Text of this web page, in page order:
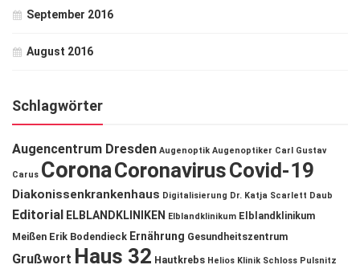
September 2016
August 2016
Schlagwörter
Augencentrum Dresden Augenoptik Augenoptiker Carl Gustav
Carus CoronaCoronavirusCovid-19
Diakonissenkrankenhaus Digitalisierung Dr. Katja Scarlett Daub
Editorial ELBLANDKLINIKEN Elblandklinikum Elblandklinikum
Meißen Erik Bodendieck Ernährung Gesundheitszentrum
Grußwort Haus 32 Hautkrebs Helios Klinik Schloss Pulsnitz